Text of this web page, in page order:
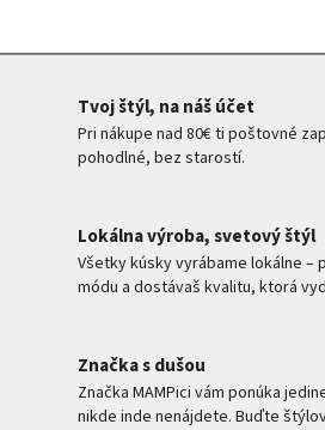
Tvoj štýl, na náš účet
Pri nákupe nad 80€ ti poštovné
pohodlné, bez starostí.
Lokálna výroba, svetový štýl
Všetky kúsky vyrábame lokálne –
módu a dostávaš kvalitu, ktorá
Značka s dušou
Značka MAMPici vám ponúka
nikde inde nenájdete. Buďte